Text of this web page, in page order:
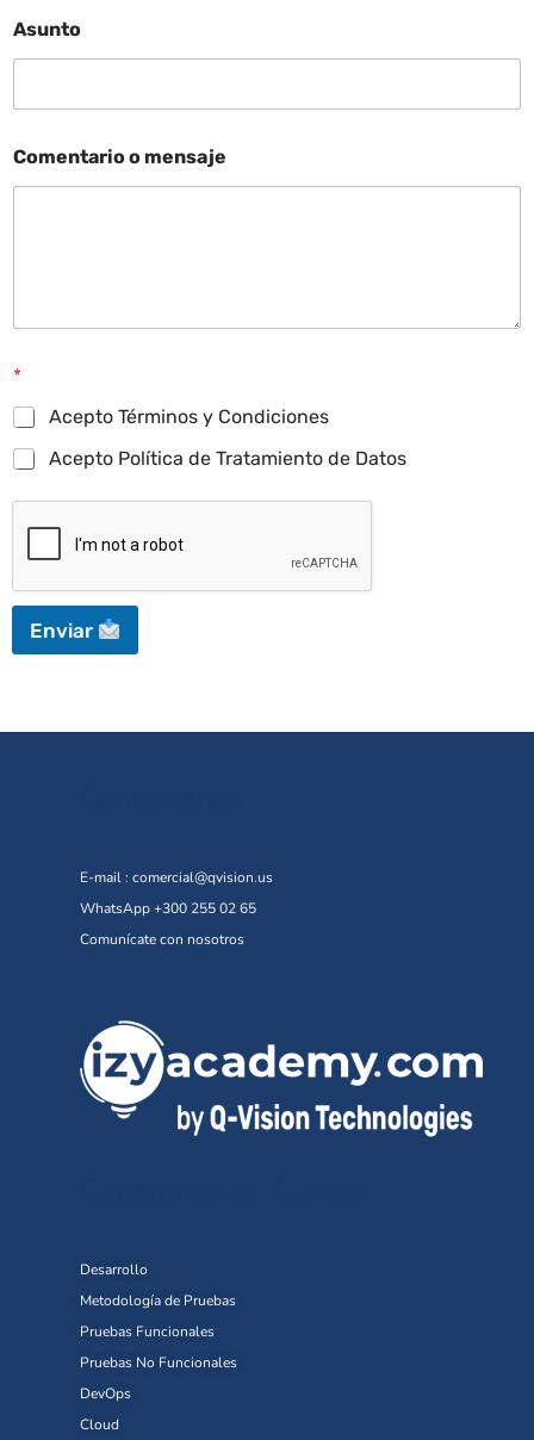
Asunto
Comentario o mensaje
*
Acepto Términos y Condiciones
Acepto Política de Tratamiento de Datos
Enviar
E-mail : comercial@qvision.us
WhatsApp +300 255 02 65
Comunícate con nosotros
Desarrollo
Metodología de Pruebas
Pruebas Funcionales
Pruebas No Funcionales
DevOps
Cloud